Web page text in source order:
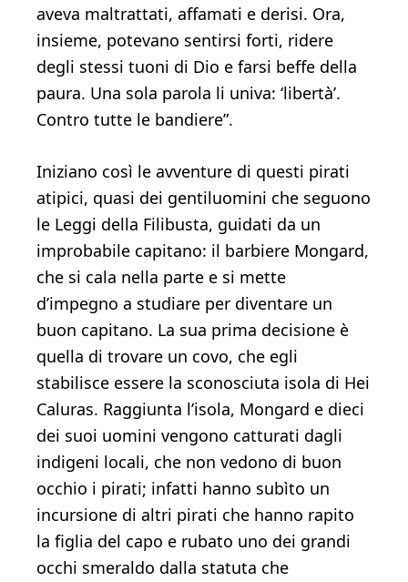
aveva maltrattati, affamati e derisi. Ora,
insieme, potevano sentirsi forti, ridere
degli stessi tuoni di Dio e farsi beffe della
paura. Una sola parola li univa: ‘libertà’.
Contro tutte le bandiere”.
Iniziano così le avventure di questi pirati
atipici, quasi dei gentiluomini che seguono
le Leggi della Filibusta, guidati da un
improbabile capitano: il barbiere Mongard,
che si cala nella parte e si mette
d’impegno a studiare per diventare un
buon capitano. La sua prima decisione è
quella di trovare un covo, che egli
stabilisce essere la sconosciuta isola di Hei
Caluras. Raggiunta l’isola, Mongard e dieci
dei suoi uomini vengono catturati dagli
indigeni locali, che non vedono di buon
occhio i pirati; infatti hanno subìto un
incursione di altri pirati che hanno rapito
la figlia del capo e rubato uno dei grandi
occhi smeraldo dalla statuta che